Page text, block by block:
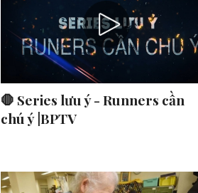
🛑 Series lưu ý - Runners cần
chú ý |BPTV